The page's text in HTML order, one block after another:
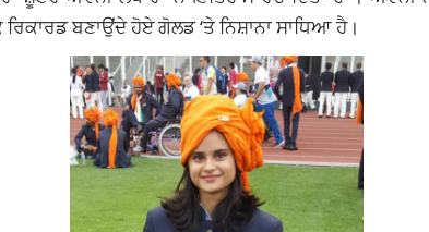
ਬਣਾਉਂਦੇ ਹੋਏ ਗੋਲਡ ‘ਤੇ ਨਿਸ਼ਾਨਾ ਸਾਧਿਆ ਹੈ।